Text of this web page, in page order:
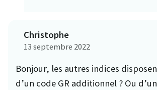
Christophe
13 septembre 2022
Bonjour, les autres indices
d’un code GR additionnel ? Ou